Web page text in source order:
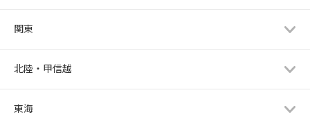
関東
北陸・甲信越
東海